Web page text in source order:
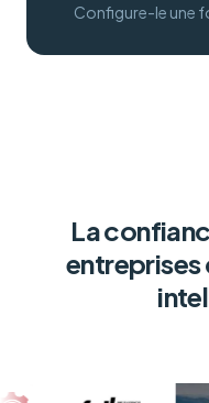
Configure-le une
La
entreprises